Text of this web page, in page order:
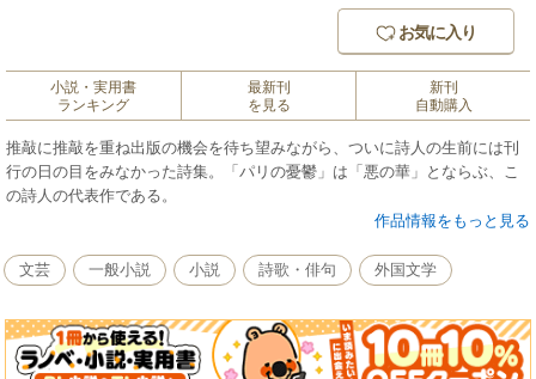
お気に入り
小説・実用書
ランキング
最新刊
を見る
新刊
自動購入
推敲に推敲を重ね出版の機会を待ち望みながら、ついに詩人の生前には刊
行の日の目をみなかった詩集。「パリの憂鬱」は「悪の華」とならぶ、こ
の詩人の代表作である。
作品情報をもっと見る
文芸 一般小説 小説 詩歌・俳句 外国文学